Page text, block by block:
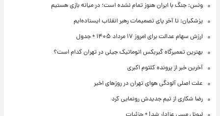
ونس: جنگ با ایران هنوز تمام نشده است؛ در میانه بازی هستیم
پزشکیان: تا آخر پای تصمیمات رهبر انقلاب ایستاده‌ایم
ارزش سهام عدالت برای امروز ۱۷ مرداد ۱۴۰۵ + جدول
بهترین تعمیرگاه گیربکس اتوماتیک جیلی در تهران کدام است؟
آخرین خبر از پرونده کلثوم اکبری
علت اصلی آلودگی هوای تهران در روزهای اخیر
رضا شکاری از تیم جدیدش رونمایی کرد